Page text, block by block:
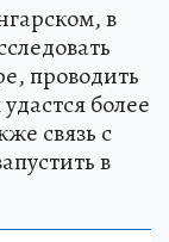
в
проводить
более
связь с
в